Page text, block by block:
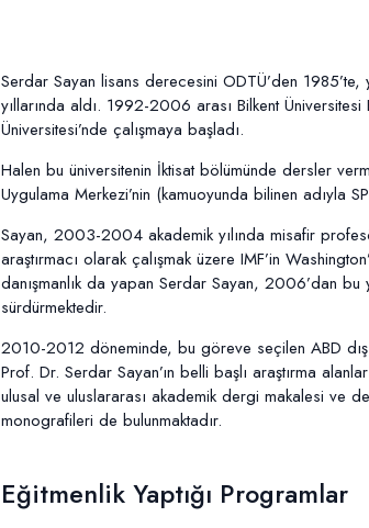
Serdar Sayan lisans derecesini ODTÜ’den
yıllarında aldı. 1992-2006 arası Bilkent
Üniversitesi’nde çalışmaya başladı.
Halen bu üniversitenin İktisat bölümünde dersler
Uygulama Merkezi’nin (kamuoyunda bilinen adıyla
Sayan, 2003-2004 akademik yılında misafir
araştırmacı olarak çalışmak üzere IMF’in
danışmanlık da yapan Serdar Sayan, 2006’dan bu
sürdürmektedir.
2010-2012 döneminde, bu göreve seçilen ABD
Prof. Dr. Serdar Sayan’ın belli başlı araştırma
ulusal ve uluslararası akademik dergi makalesi ve
monografileri de bulunmaktadır.
Eğitmenlik Yaptığı Programlar